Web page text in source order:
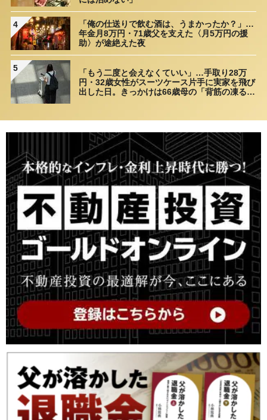
4
「俺の仕送りで飲む酒は、うまかったか？」…
年金月8万円・71歳父を支えた〈月5万円の援
助〉が途絶えた夜
5
「もう二度と会えなくていい」…手取り28万
円・32歳女性がスーツケース片手に実家を飛び
出した日。きっかけは66歳母の「背筋の凍る一